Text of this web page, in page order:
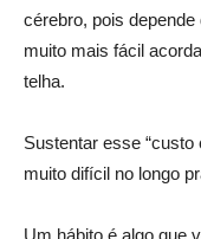
cérebro, pois
muito mais fácil
telha.
Sustentar esse “custo
muito difícil no longo
Um hábito é algo que